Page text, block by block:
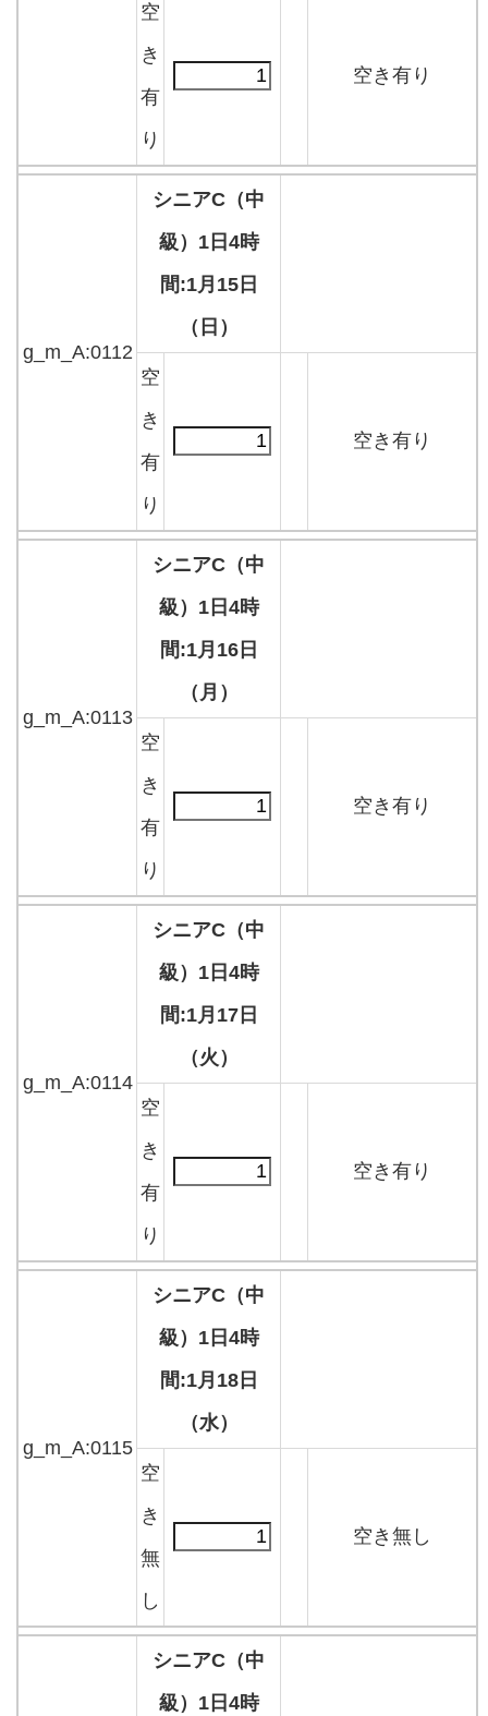
空
き
有
り
空き有り
g_m_A:0112
シニアC（中
級）1日4時
間:1月15日
（日）
空
き
有
り
空き有り
g_m_A:0113
シニアC（中
級）1日4時
間:1月16日
（月）
空
き
有
り
空き有り
g_m_A:0114
シニアC（中
級）1日4時
間:1月17日
（火）
空
き
有
り
空き有り
g_m_A:0115
シニアC（中
級）1日4時
間:1月18日
（水）
空
き
無
し
空き無し
シニアC（中
級）1日4時